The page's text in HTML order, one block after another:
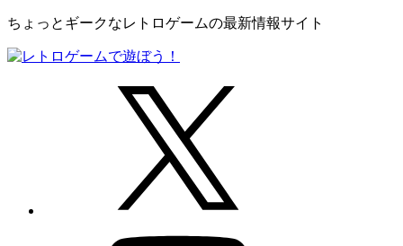
ちょっとギークなレトロゲームの最新情報サイト